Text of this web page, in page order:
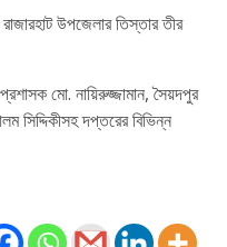
উপজেলার তিস্তার তীর
মো. নায়িরুজ্জামান, সৈয়দপুর
সিদ্দিকীসহ দপ্তরের বিভিন্ন